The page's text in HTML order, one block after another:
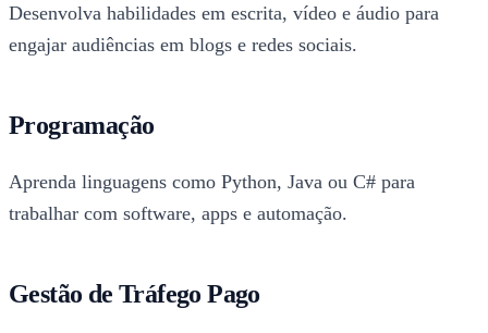
Desenvolva habilidades em escrita, vídeo e áudio para
engajar audiências em blogs e redes sociais.
Programação
Aprenda linguagens como Python, Java ou C# para
trabalhar com software, apps e automação.
Gestão de Tráfego Pago